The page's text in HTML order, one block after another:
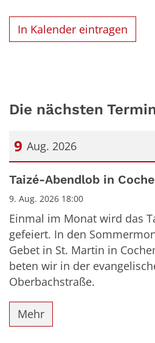
In Kalender eintragen
Die nächsten
9 Aug. 2026
Datum: 9. August 2026
Taizé-Abendlob in
9. Aug. 2026 18:00
Einmal im Monat wird das
gefeiert. In den
Gebet in St. Martin in
beten wir in der
Oberbachstraße.
Mehr